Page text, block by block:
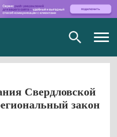
Свердловской
закон